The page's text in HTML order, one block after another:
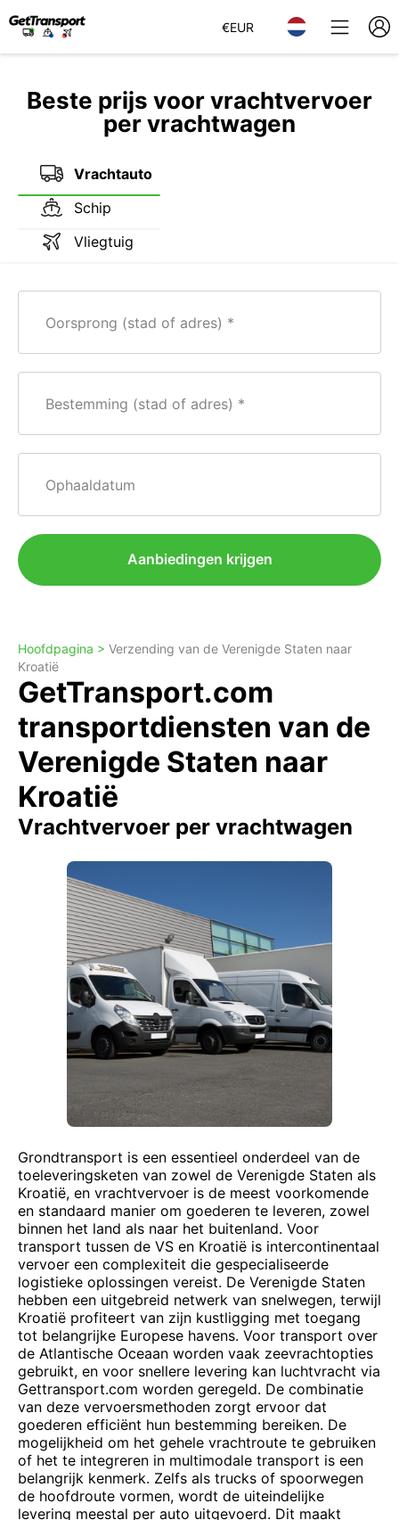
€EUR
Beste prijs voor vrachtvervoer
per vrachtwagen
Vrachtauto
Schip
Vliegtuig
Oorsprong (stad of adres)
Bestemming (stad of adres)
Ophaaldatum
Aanbiedingen krijgen
Hoofdpagina > Verzending van de Verenigde Staten naar
Kroatië
GetTransport.com
transportdiensten van de
Verenigde Staten naar
Kroatië
Vrachtvervoer per vrachtwagen
Grondtransport is een essentieel onderdeel van de
toeleveringsketen van zowel de Verenigde Staten als
Kroatië, en vrachtvervoer is de meest voorkomende
en standaard manier om goederen te leveren, zowel
binnen het land als naar het buitenland. Voor
transport tussen de VS en Kroatië is intercontinentaal
vervoer een complexiteit die gespecialiseerde
logistieke oplossingen vereist. De Verenigde Staten
hebben een uitgebreid netwerk van snelwegen, terwijl
Kroatië profiteert van zijn kustligging met toegang
tot belangrijke Europese havens. Voor transport over
de Atlantische Oceaan worden vaak zeevrachtopties
gebruikt, en voor snellere levering kan luchtvracht via
Gettransport.com worden geregeld. De combinatie
van deze vervoersmethoden zorgt ervoor dat
goederen efficiënt hun bestemming bereiken. De
mogelijkheid om het gehele vrachtroute te gebruiken
of het te integreren in multimodale transport is een
belangrijk kenmerk. Zelfs als trucks of spoorwegen
de hoofdroute vormen, wordt de uiteindelijke
levering meestal per auto uitgevoerd. Dit maakt